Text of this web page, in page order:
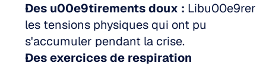
Des u00e9tirements doux : Libu00e9rer
les tensions physiques qui ont pu
s'accumuler pendant la crise.
Des exercices de respiration